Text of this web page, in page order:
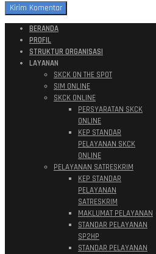
BERANDA
PROFIL
STRUKTUR ORGANISASI
LAYANAN
SKCK ON THE SPOT
SIM ONLINE
SKCK ONLINE
PERSYARATAN SKCK
ONLINE
KEP STANDAR
PELAYANAN SKCK
ONLINE
PELAYANAN SATRESKRIM
KEP STANDAR
PELAYANAN
SATRESKRIM
MAKLUMAT PELAYANAN
STANDAR PELAYANAN
SP2HP
STANDAR PELAYANAN